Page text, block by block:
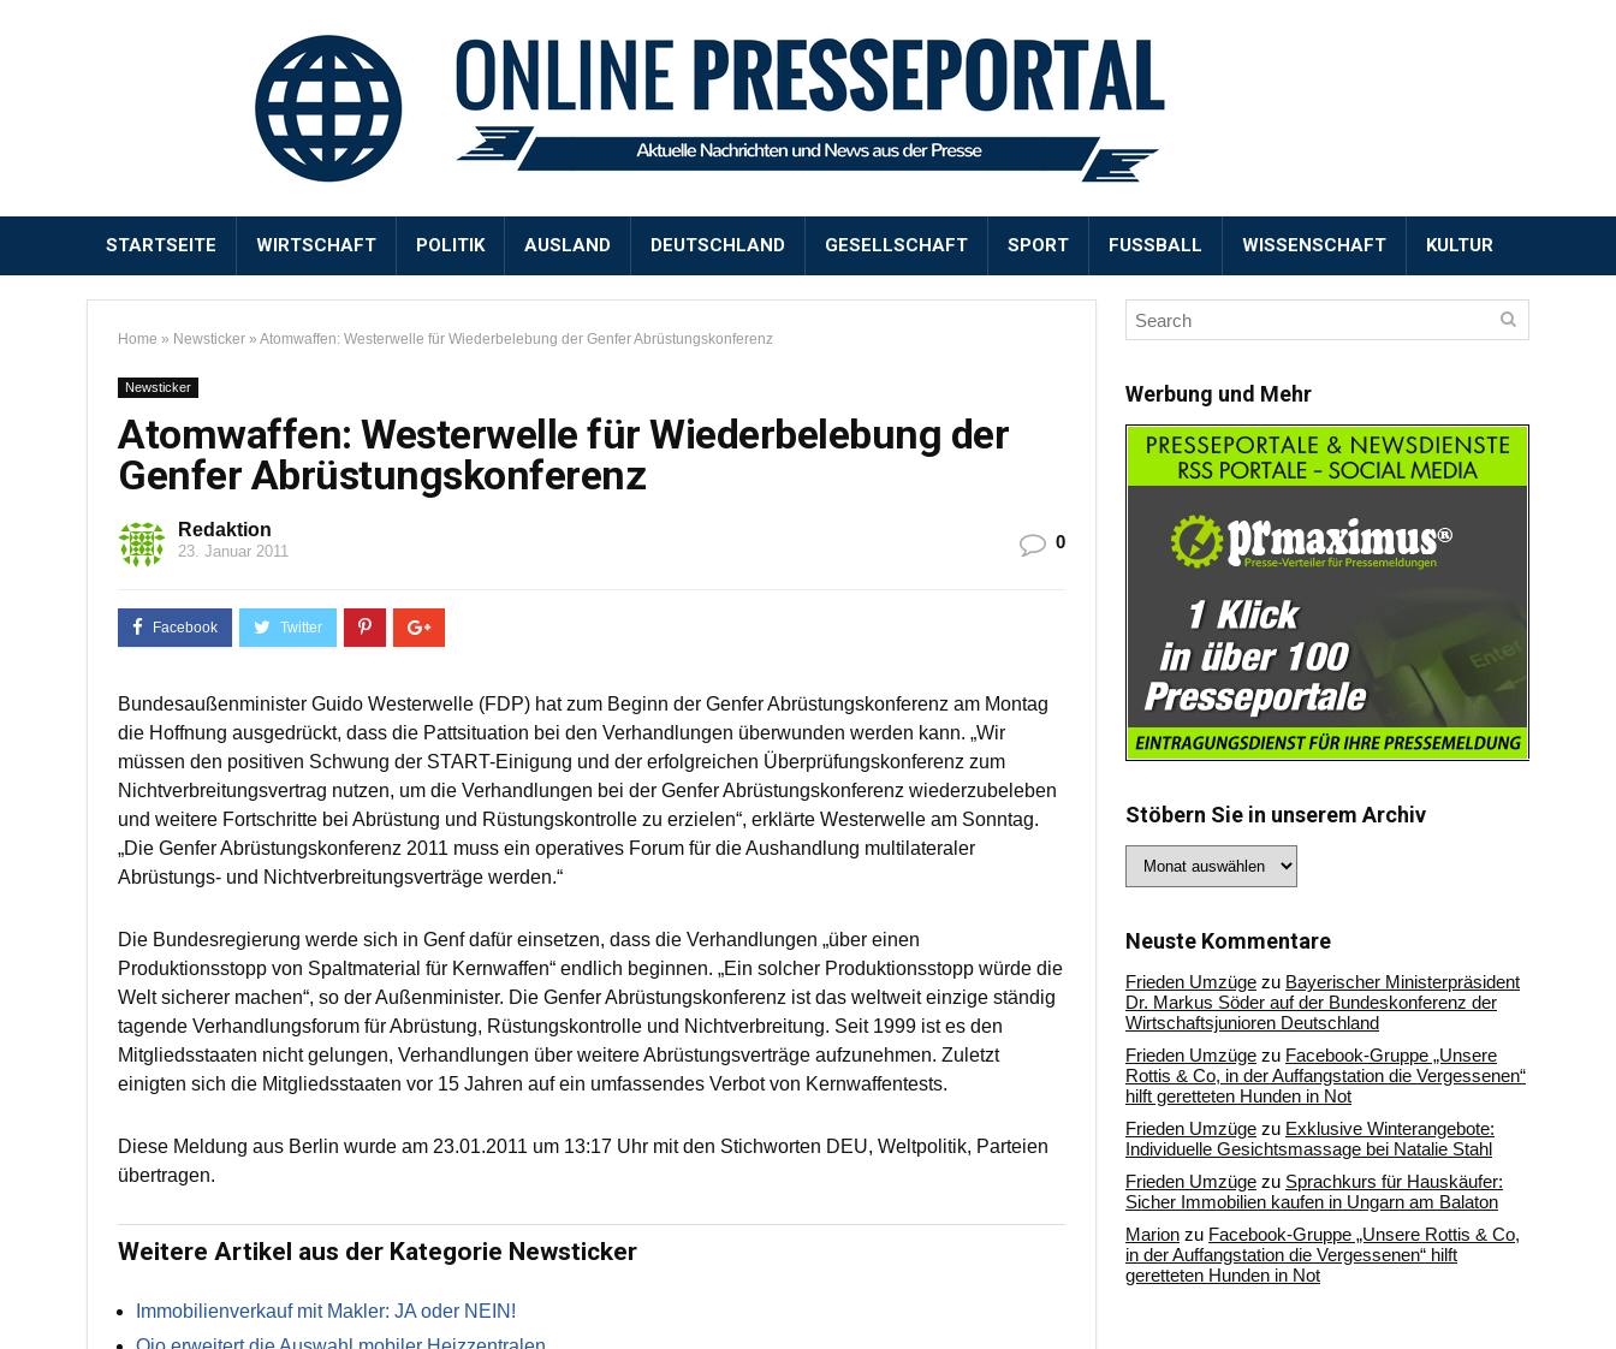
STARTSEITE WIRTSCHAFT POLITIK AUSLAND DEUTSCHLAND GESELLSCHAFT SPORT FUSSBALL WISSENSCHAFT KULTUR
Home » Newsticker » Atomwaffen: Westerwelle für Wiederbelebung der Genfer Abrüstungskonferenz
Newsticker
Atomwaffen: Westerwelle für Wiederbelebung der
Genfer Abrüstungskonferenz
Redaktion
23. Januar 2011 0
Bundesaußenminister Guido Westerwelle (FDP) hat zum Beginn der Genfer Abrüstungskonferenz am Montag
die Hoffnung ausgedrückt, dass die Pattsituation bei den Verhandlungen überwunden werden kann. „Wir
müssen den positiven Schwung der START-Einigung und der erfolgreichen Überprüfungskonferenz zum
Nichtverbreitungsvertrag nutzen, um die Verhandlungen bei der Genfer Abrüstungskonferenz wiederzubeleben
und weitere Fortschritte bei Abrüstung und Rüstungskontrolle zu erzielen“, erklärte Westerwelle am Sonntag.
„Die Genfer Abrüstungskonferenz 2011 muss ein operatives Forum für die Aushandlung multilateraler
Abrüstungs- und Nichtverbreitungsverträge werden.“
Die Bundesregierung werde sich in Genf dafür einsetzen, dass die Verhandlungen „über einen
Produktionsstopp von Spaltmaterial für Kernwaffen“ endlich beginnen. „Ein solcher Produktionsstopp würde die
Welt sicherer machen“, so der Außenminister. Die Genfer Abrüstungskonferenz ist das weltweit einzige ständig
tagende Verhandlungsforum für Abrüstung, Rüstungskontrolle und Nichtverbreitung. Seit 1999 ist es den
Mitgliedsstaaten nicht gelungen, Verhandlungen über weitere Abrüstungsverträge aufzunehmen. Zuletzt
einigten sich die Mitgliedsstaaten vor 15 Jahren auf ein umfassendes Verbot von Kernwaffentests.
Diese Meldung aus Berlin wurde am 23.01.2011 um 13:17 Uhr mit den Stichworten DEU, Weltpolitik, Parteien
übertragen.
Weitere Artikel aus der Kategorie Newsticker
Immobilienverkauf mit Makler: JA oder NEIN!
Werbung und Mehr
Stöbern Sie in unserem Archiv
Sie
Archiv
Neuste Kommentare
Frieden Umzüge zu Bayerischer Ministerpräsident
Dr. Markus Söder auf der Bundeskonferenz der
Wirtschaftsjunioren Deutschland
Frieden Umzüge zu Facebook-Gruppe „Unsere
Rottis & Co, in der Auffangstation die Vergessenen“
hilft geretteten Hunden in Not
Frieden Umzüge zu Exklusive Winterangebote:
Individuelle Gesichtsmassage bei Natalie Stahl
Frieden Umzüge zu Sprachkurs für Hauskäufer:
Sicher Immobilien kaufen in Ungarn am Balaton
Marion zu Facebook-Gruppe „Unsere Rottis & Co,
in der Auffangstation die Vergessenen“ hilft
geretteten Hunden in Not